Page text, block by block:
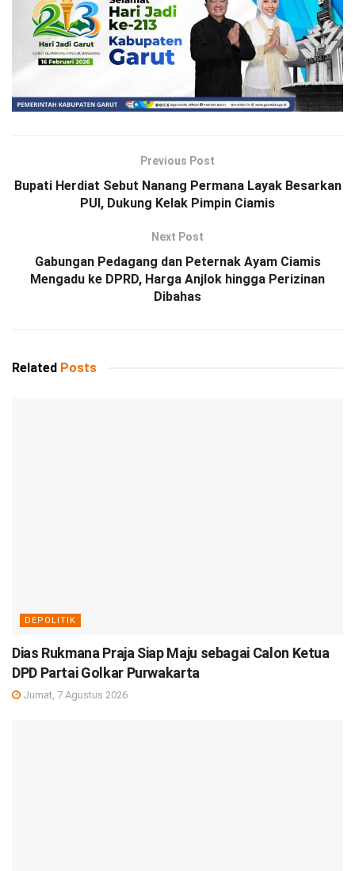
Previous Post
Bupati Herdiat Sebut Nanang Permana Layak Besarkan
PUI, Dukung Kelak Pimpin Ciamis
Next Post
Gabungan Pedagang dan Peternak Ayam Ciamis
Mengadu ke DPRD, Harga Anjlok hingga Perizinan
Dibahas
Related Posts
DEPOLITIK
Dias Rukmana Praja Siap Maju sebagai Calon Ketua
DPD Partai Golkar Purwakarta
Jumat, 7 Agustus 2026